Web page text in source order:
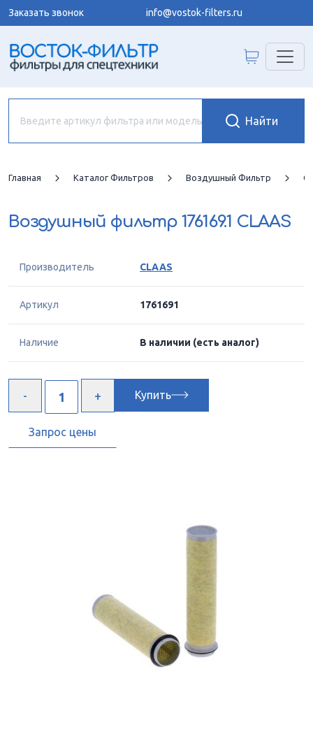
Заказать звонок info@vostok-filters.ru
Главная Каталог Фильтров Воздушный Фильтр
Воздушный фильтр 176169.1 CLAAS
Производитель CLAAS
Артикул 1761691
Наличие В наличии (есть аналог)
Купить
Запрос цены